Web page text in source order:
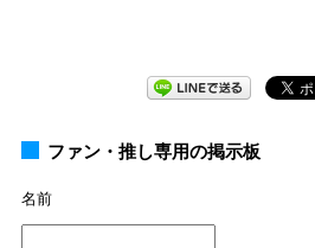
ファン・推し専用の掲示板
名前